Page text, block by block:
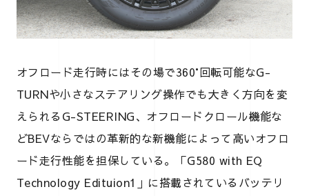
オフロード走行時にはその場で360°回転可能なG-
TURNや小さなステアリング操作でも大きく方向を変
えられるG-STEERING、オフロードクロール機能な
どBEVならではの革新的な新機能によって高いオフロ
ード走行性能を担保している。「G580 with EQ
Technology Edituion1」に搭載されているバッテリ